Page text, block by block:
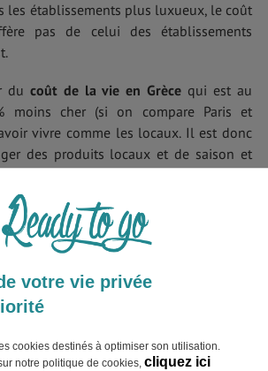
les établissements plus luxueux, le coût
pas de celui des établissements
du coût de la vie en Grèce qui est au
moins cher (si on compare Paris et
vivre comme les locaux. Il est donc
des produits locaux et de saison et
votre vie privée
cookies destinés à optimiser son utilisation.
notre politique de cookies, cliquez ici